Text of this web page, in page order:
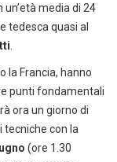
un’età media di 24
tedesca quasi al
la Francia, hanno
punti fondamentali
ora un giorno di
tecniche con la
(ore 1.30